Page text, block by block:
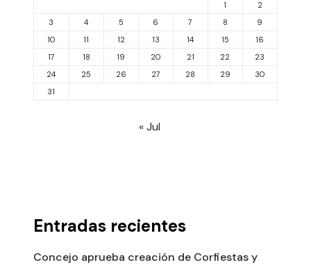
1
2
3
4 5 6 7 8
9
10
11 12 13 14 15
16
17
18 19 20 21 22
23
24
25 26 27 28 29
30
31
« Jul
Entradas recientes
Concejo aprueba creación de Corfiestas y